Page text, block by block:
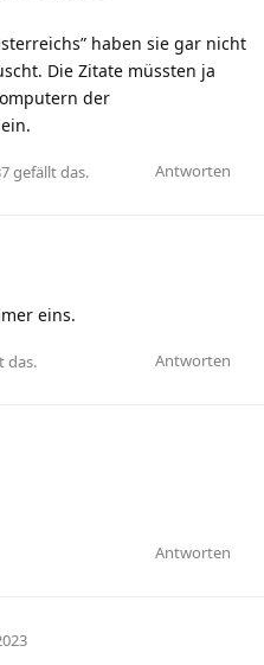
haben sie gar nicht
Die Zitate müssten ja
der
Antworten
gefällt das.
eins.
Antworten
das.
Antworten